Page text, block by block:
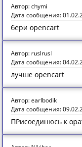
Автор: chymi
Дата сообщения:
бери opencart
Автор: ruslrusl
Дата сообщения:
лучше opencart
Автор: earlbodik
Дата сообщения:
ПРисоединюсь к